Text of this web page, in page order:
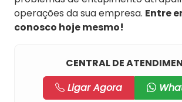
operações da sua empresa. Entre
conosco hoje mesmo!
CENTRAL DE
Ligar Agora